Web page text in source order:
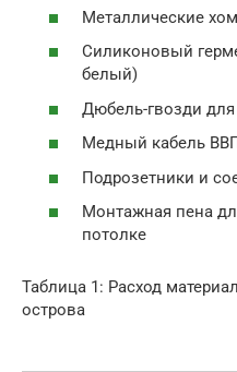
Металлические
Силиконовый
белый)
Дюбель-гвозди
Медный кабель
Подрозетники и
Монтажная пена
потолке
Таблица 1: Расход
острова